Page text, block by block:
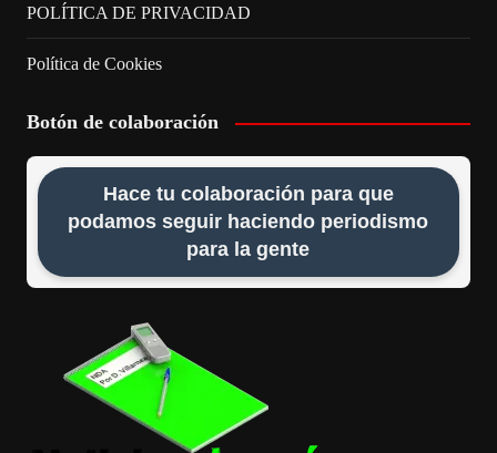
POLÍTICA DE PRIVACIDAD
Política de Cookies
Botón de colaboración
Hace tu colaboración para que
podamos seguir haciendo periodismo
para la gente